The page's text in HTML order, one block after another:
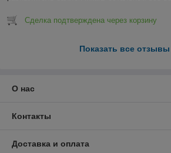
Сделка подтверждена через корзину
Показать все отзывы
О нас
Контакты
Доставка и оплата